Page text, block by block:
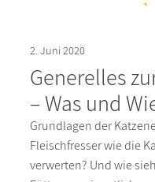
2. Juni 2020
Generelles
– Was und
Grundlagen der
Fleischfresser wie die
verwerten? Und wie